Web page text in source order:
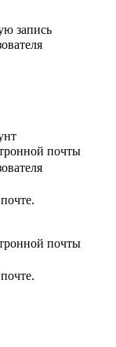
запись
почты
почты